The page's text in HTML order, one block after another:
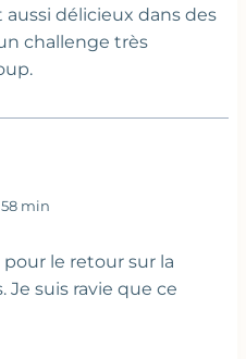
délicieux dans des
challenge très
58 min
le retour sur la
suis ravie que ce